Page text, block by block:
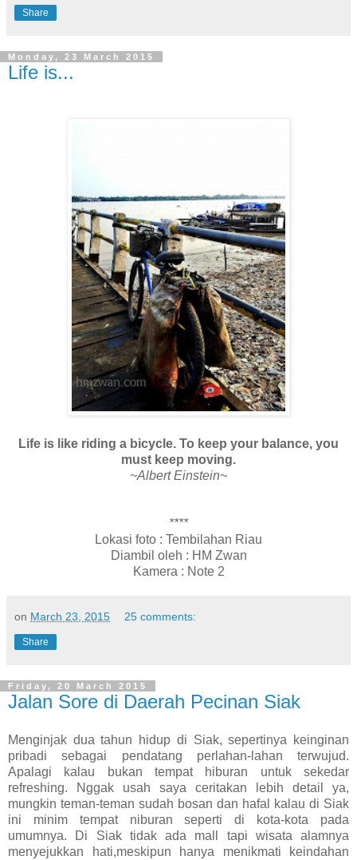
Share
Monday, 23 March 2015
Life is...
Life is like riding a bicycle. To keep your balance, you
must keep moving.
~Albert Einstein~
****
Lokasi foto : Tembilahan Riau
Diambil oleh : HM Zwan
Kamera : Note 2
on March 23, 2015 25 comments:
Share
Friday, 20 March 2015
Jalan Sore di Daerah Pecinan Siak
Menginjak dua tahun hidup di Siak, sepertinya keinginan
pribadi sebagai pendatang perlahan-lahan terwujud.
Apalagi kalau bukan tempat hiburan untuk sekedar
refreshing. Nggak usah saya ceritakan lebih detail ya,
mungkin teman-teman sudah bosan dan hafal kalau di Siak
ini minim tempat niburan seperti di kota-kota pada
umumnya. Di Siak tidak ada mall tapi wisata alamnya
menyejukkan hati,meskipun hanya menikmati keindahan